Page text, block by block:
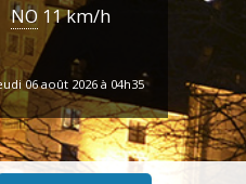
NO 11km/h
06 août 2026 à 04h35